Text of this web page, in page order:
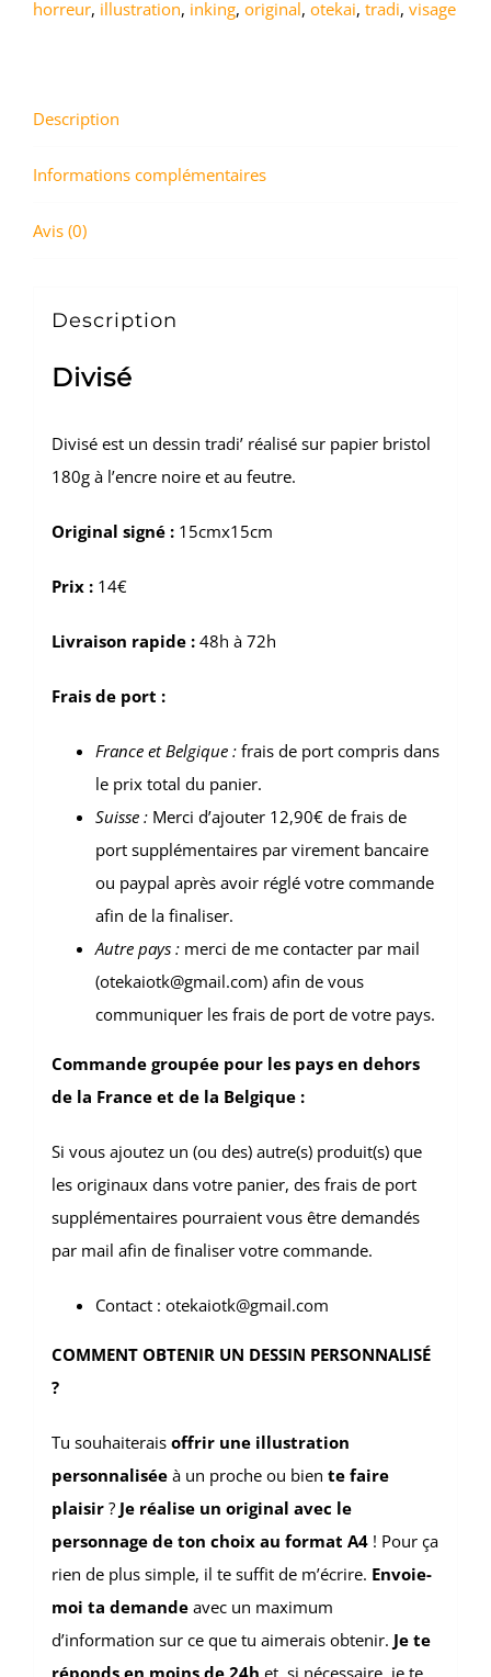
horreur, illustration, inking, original, otekai, tradi, visage
Description
Informations complémentaires
Avis (0)
Description
Divisé
Divisé est un dessin tradi’ réalisé sur papier bristol
180g à l’encre noire et au feutre.
Original signé :15cmx15cm
Prix :14€
Livraison rapide :48h à 72h
Frais de port :
France et Belgique :frais de port compris dans
le prix total du panier.
Suisse :Merci d’ajouter 12,90€ de frais de
port supplémentaires par virement bancaire
ou paypal après avoir réglé votre commande
afin de la finaliser.
Autre pays :merci de me contacter par mail
(otekaiotk@gmail.com) afin de vous
communiquer les frais de port de votre pays.
Commande groupée pour les pays en dehors
de la France et de la Belgique :
Si vous ajoutez un (ou des) autre(s) produit(s) que
les originaux dans votre panier, des frais de port
supplémentaires pourraient vous être demandés
par mail afin de finaliser votre commande.
Contact : otekaiotk@gmail.com
COMMENT OBTENIR UN DESSIN PERSONNALISÉ
?
Tu souhaiterais offrir une illustration
personnaliséeà un proche ou bien te faire
plaisir? Je réalise un original avec le
personnage de ton choix au format A4! Pour ça
rien de plus simple, il te suffit de m’écrire. Envoie-
moi ta demandeavec un maximum
d’information sur ce que tu aimerais obtenir. Je te
réponds en moins de 24h et, si nécessaire, je te